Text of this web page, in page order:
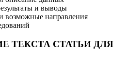
и выводы
возможные направления
ТЕКСТА СТАТЬИ ДЛЯ